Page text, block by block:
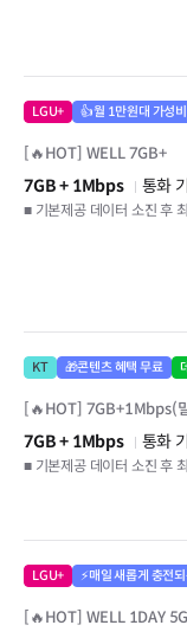
LGU+ 👍월 1만원대 가성비
[🔥HOT] WELL 7GB+
7GB+ 1Mbps 통화
■ 기본제공 데이터 소진 후
KT 🎁콘텐츠 혜택 무료
[🔥HOT] 7GB+1Mbps(
7GB+ 1Mbps 통화
■ 기본제공 데이터 소진 후
LGU+ ⚡매일 새롭게 충전
[🔥HOT] WELL 1DAY